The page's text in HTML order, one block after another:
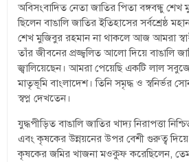
অবিসংবাদিত নেতা জাতির পিতা বঙ্গবন্ধু শেখ
ছিলেন বাঙালি জাতির ইতিহাসের সর্বশ্রেষ্ঠ
শেখ মুজিবুর রহমান না থাকলে আজ আমরা
তাঁর জীবনের প্রজ্জ্বলিত আলো দিয়ে বাঙালি
জ্বালিয়েছেন। আমরা পেয়েছি একটি লাল
মাতৃভূমি বাংলাদেশ। তিনি সমৃদ্ধ ও স্বনির্ভর
স্বপ্ন দেখতেন।
যুদ্ধপীড়িত বাঙালি জাতির খাদ্য নিরাপত্তা
এবং কৃষকের উন্নয়নের উপর বেশী গুরুত্ব দিয়ে
কৃষকের জমির খাজনা মওকুফ করেছিলেন,